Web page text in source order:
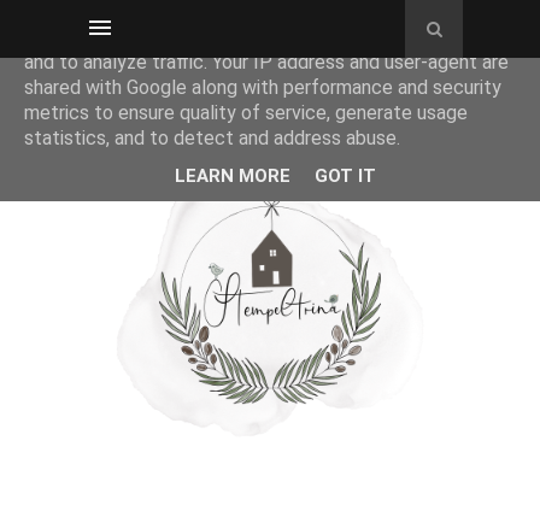
This site uses cookies from Google to deliver its services
and to analyze traffic. Your IP address and user-agent are
shared with Google along with performance and security
metrics to ensure quality of service, generate usage
statistics, and to detect and address abuse.
LEARN MORE GOT IT